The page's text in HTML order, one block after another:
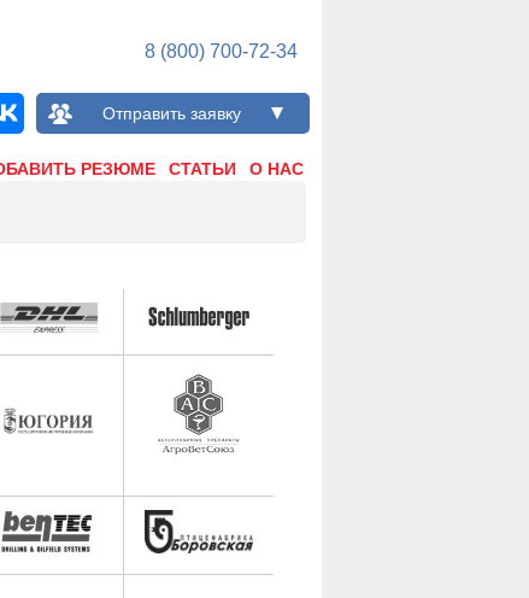
8 (800) 700-72-34
Отправить заявку
РЕЗЮМЕ СТАТЬИ О НАС